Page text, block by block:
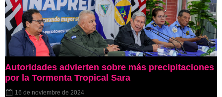
Autoridades advierten sobre más precipitaciones
por la Tormenta Tropical Sara
16 de noviembre de 2024